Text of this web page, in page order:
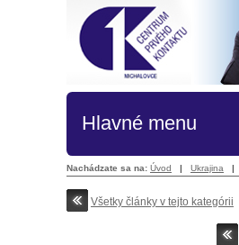
Hlavné menu
Nachádzate sa na: Úvod | Ukrajina |
Všetky články v tejto kategórii